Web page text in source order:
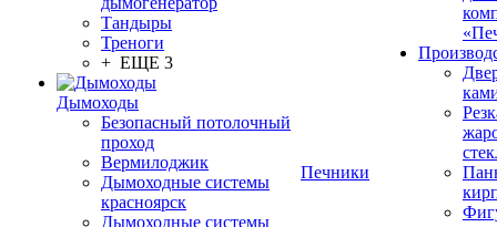
Тандыры
Треноги
+ ЕЩЕ 3
Дымоходы
Безопасный потолочный
проход
Вермилоджик
Дымоходные системы
красноярск
Дымоходные системы
Печники